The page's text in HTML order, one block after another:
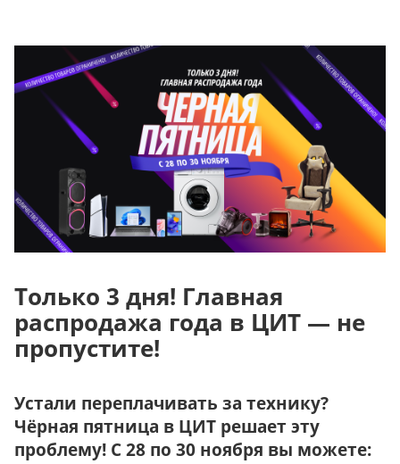
Только 3 дня! Главная
распродажа года в ЦИТ — не
пропустите!
Устали переплачивать за технику?
Чёрная пятница в ЦИТ решает эту
проблему! С 28 по 30 ноября вы можете: